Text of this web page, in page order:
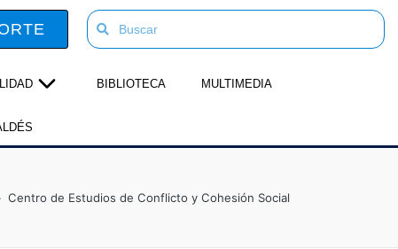
BIBLIOTECA MULTIMEDIA
Centro de Estudios de Conflicto y Cohesión Social